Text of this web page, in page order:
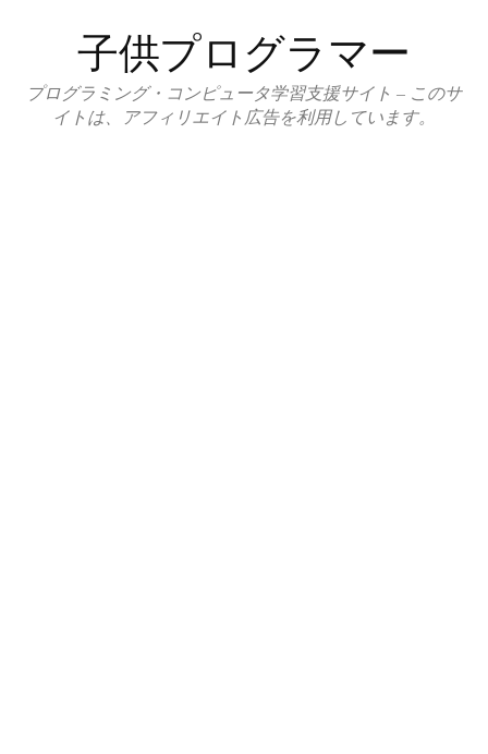
ン
子供プログラマー
プログラミング・コンピュータ学習支援サイト – このサ
イトは、アフィリエイト広告を利用しています。